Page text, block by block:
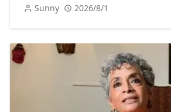
Sunny 2026/8/1